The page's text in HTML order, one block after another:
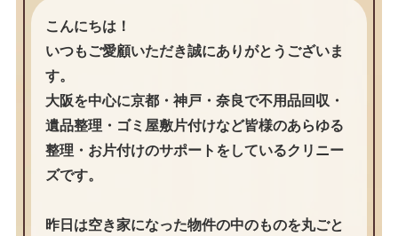
こんにちは！
いつもご愛顧いただき誠にありがとうございま
す。
大阪を中心に京都・神戸・奈良で不用品回収・
遺品整理・ゴミ屋敷片付けなど皆様のあらゆる
整理・お片付けのサポートをしているクリニー
ズです。
昨日は空き家になった物件の中のものを丸ごと